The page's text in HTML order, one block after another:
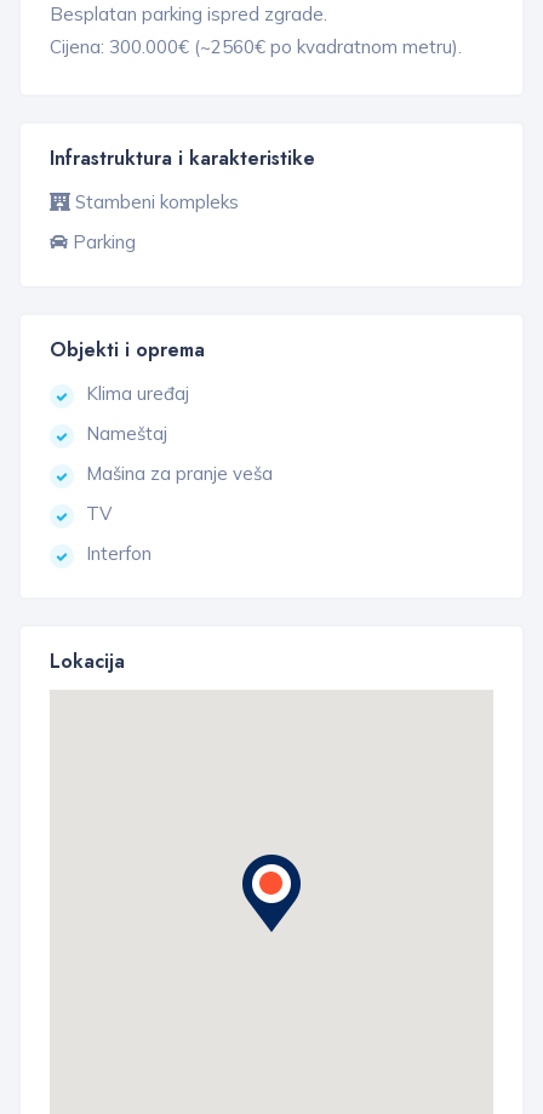
Besplatan parking ispred zgrade.
Cijena: 300.000€ (~2560€ po kvadratnom metru).
Infrastruktura i karakteristike
Stambeni kompleks
Parking
Objekti i oprema
Klima uređaj
Nameštaj
Mašina za pranje veša
TV
Interfon
Lokacija